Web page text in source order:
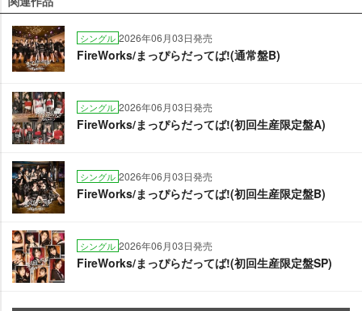
シングル 2026年06月03日発売
FireWorks/まっぴらだってば!(通常盤B)
シングル 2026年06月03日発売
FireWorks/まっぴらだってば!(初回生産限定盤A)
シングル 2026年06月03日発売
FireWorks/まっぴらだってば!(初回生産限定盤B)
シングル 2026年06月03日発売
FireWorks/まっぴらだってば!(初回生産限定盤SP)